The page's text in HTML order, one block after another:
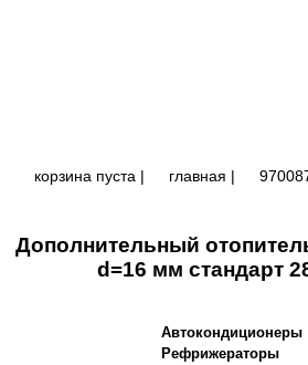
корзина пуста | главная |
Дополнительный
d=16 мм стандарт
Автокондиционеры
Рефрижераторы